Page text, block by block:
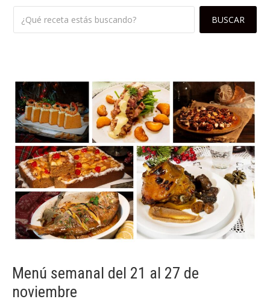
Menú semanal del 21 al 27 de
noviembre